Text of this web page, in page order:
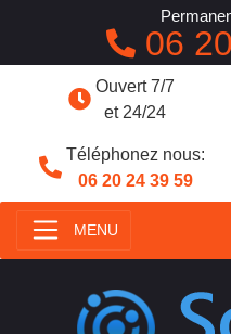
Ouvert 7/7
et 24/24
Téléphonez nous:
06 20 24 39 59
MENU
06